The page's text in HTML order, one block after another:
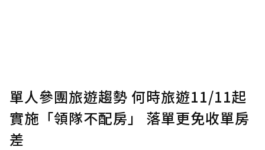
確認送出
單人參團旅遊趨勢 何時旅遊11/11起
實施「領隊不配房」 落單更免收單房
差